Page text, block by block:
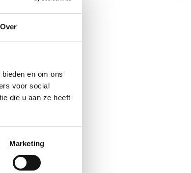
Over
en om ons
voor social
die u aan ze heeft
Marketing